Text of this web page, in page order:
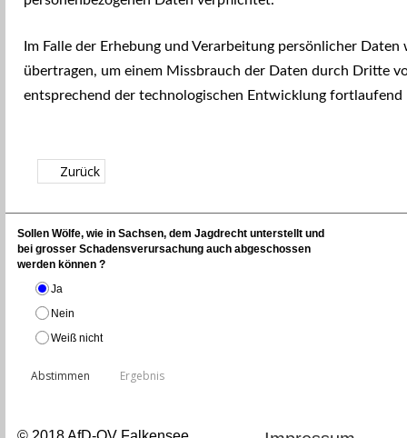
Im Falle der Erhebung und Verarbeitung persönlicher
übertragen, um einem Missbrauch der Daten durch Dritte
entsprechend der technologischen Entwicklung fortlaufend
Zurück
Sollen Wölfe, wie in Sachsen, dem Jagdrecht unterstellt und
bei grosser Schadensverursachung auch abgeschossen
werden können ?
Ja
Nein
Weiß nicht